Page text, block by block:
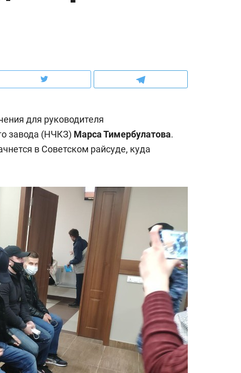
для руководителя
завода (НЧКЗ) Марса Тимербулатова.
в Советском райсуде, куда
до квартиры и Face
ключа: какой будет
в ЖК «Нова»
Рекомендуем
Опыт выживания в дикой
природе, работа
с ментальным и физическим
состоянием как основа
антихрупких команд